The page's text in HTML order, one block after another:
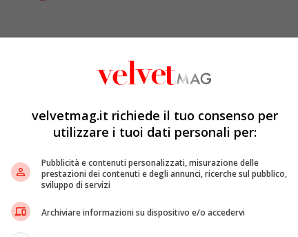
anche reso noti tutti i numeri degli incassi. Tutti i
i dati dell’estate nelle sale
di una stagione tragica, in una di enorme
sono stati incredibilmente sorprendenti, nei
velvetmag.it richiede il tuo consenso per
utilizzare i tuoi dati personali per:
Pubblicità e contenuti personalizzati, misurazione delle
prestazioni dei contenuti e degli annunci, ricerche sul pubblico,
sviluppo di servizi
Archiviare informazioni su dispositivo e/o accedervi